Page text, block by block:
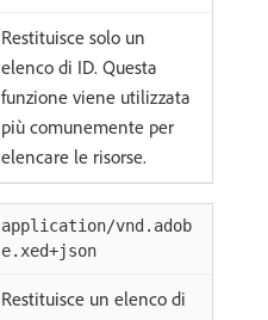
Restituisce solo un
elenco di ID. Questa
funzione viene utilizzata
più comunemente per
elencare le risorse.
application/vnd.adob
e.xed+json
Restituisce un elenco di